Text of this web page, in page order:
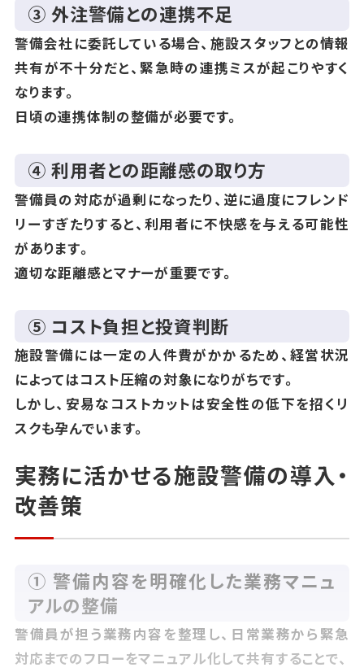
③ 外注警備との連携不足
警備会社に委託している場合、施設スタッフとの情報
共有が不十分だと、緊急時の連携ミスが起こりやすく
なります。
日頃の連携体制の整備が必要です。
④ 利用者との距離感の取り方
警備員の対応が過剰になったり、逆に過度にフレンド
リーすぎたりすると、利用者に不快感を与える可能性
があります。
適切な距離感とマナーが重要です。
⑤ コスト負担と投資判断
施設警備には一定の人件費がかかるため、経営状況
によってはコスト圧縮の対象になりがちです。
しかし、安易なコストカットは安全性の低下を招くリ
スクも孕んでいます。
実務に活かせる施設警備の導入・
改善策
① 警備内容を明確化した業務マニュ
アルの整備
警備員が担う業務内容を整理し、日常業務から緊急
対応までのフローをマニュアル化して共有することで、